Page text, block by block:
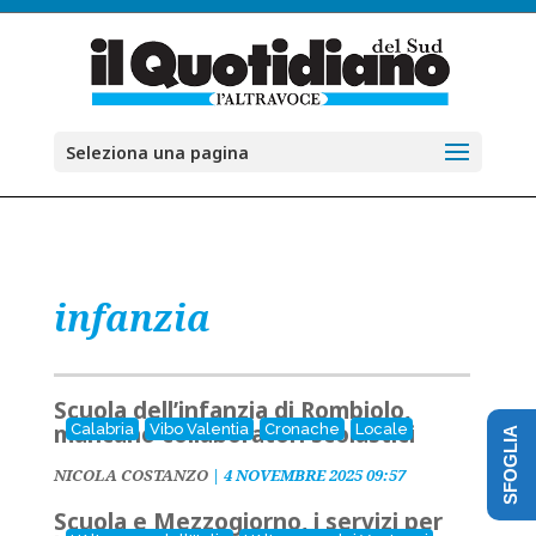
Seleziona una pagina
infanzia
Calabria Vibo Valentia Cronache Locale
Scuola dell’infanzia di Rombiolo,
mancano collaboratori scolastici
NICOLA COSTANZO| 4 NOVEMBRE 2025 09:57
Scuola e Mezzogiorno, i servizi per
SFOGLIA